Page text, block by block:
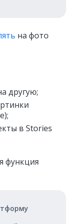
на фото
другую;
в Stories
функция